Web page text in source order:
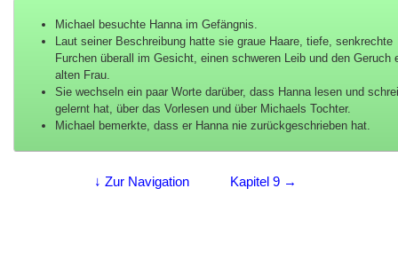
Michael besuchte Hanna im Gefängnis.
Laut seiner Beschreibung hatte sie graue Haare, tiefe, senkrechte
Furchen überall im Gesicht, einen schweren Leib und den Geruch
alten Frau.
Sie wechseln ein paar Worte darüber, dass Hanna lesen und
gelernt hat, über das Vorlesen und über Michaels Tochter.
Michael bemerkte, dass er Hanna nie zurückgeschrieben hat.
↓ Zur Navigation Kapitel 9 →